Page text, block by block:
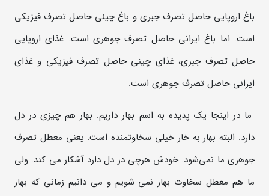
باغ اروپایی حاصل تصرف جبری و باغ چینی حاصل تصرف فیزیکی
است. اما باغ ایرانی حاصل تصرف جوهری است. غذای اروپایی
حاصل تصرف جبری، غذای چینی حاصل تصرف فیزیکی و غذای
ایرانی حاصل تصرف جوهری است.
ما در اینجا یک پدیده به اسم بهار داریم. بهار هم چیزی در دل
دارد. البته بهار به خار خیلی سخاوتمنده است. یعنی معطل تصرف
جوهری ما نمی‌شود. خودش هرچی در دل دارد آشکار می کند. ولی
ما هم معطل سخاوت بهار نمی شویم و می دانیم زمانی که بهار